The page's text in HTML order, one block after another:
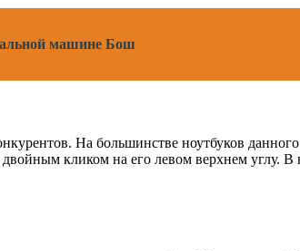
машине Бош
На большинстве ноутбуков
кликом на его левом верхнем углу. В